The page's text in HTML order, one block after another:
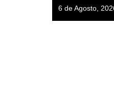
6 de Agosto,